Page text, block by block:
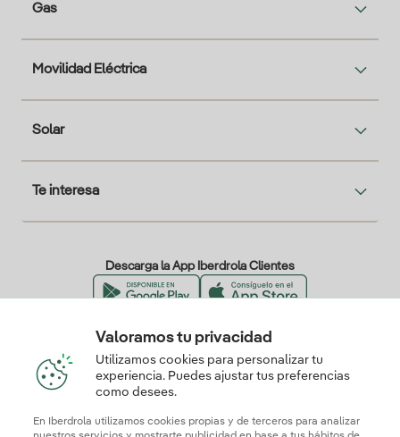
Gas
Movilidad Eléctrica
Solar
Te interesa
Descarga la App Iberdrola Clientes
Nuestros certificados de confianza
Valoramos tu privacidad
Utilizamos cookies para personalizar tu
experiencia. Puedes ajustar tus preferencias
como desees.
En Iberdrola utilizamos cookies propias y de terceros para analizar